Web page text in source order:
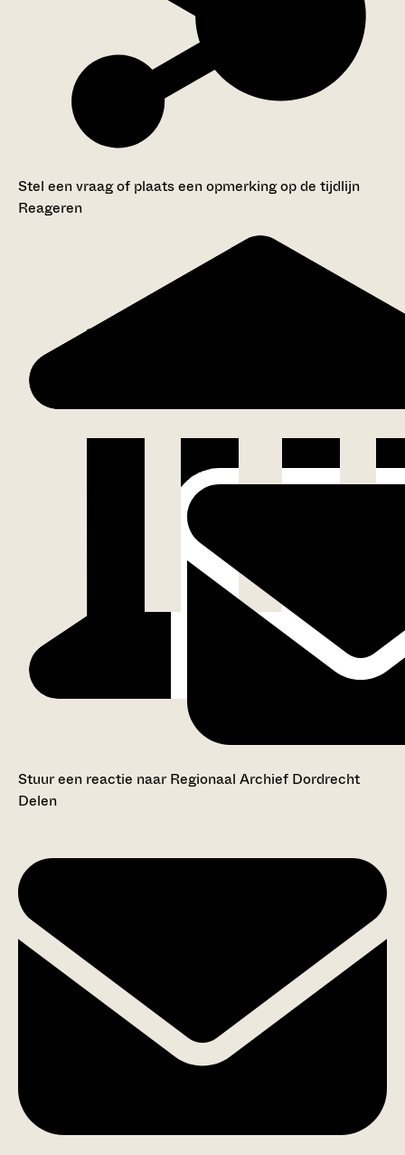
Stel een vraag of plaats een opmerking op de tijdlijn
Reageren
Stuur een reactie naar Regionaal Archief Dordrecht
Delen